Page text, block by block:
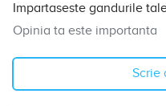
Impartaseste gandurile
Opinia ta este importanta
Scrie